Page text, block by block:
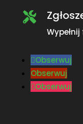

Obserwuj
Obserwuj
Obserwuj